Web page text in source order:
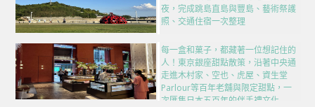
夜，完成跳島直島與豐島、藝術祭護
照、交通住宿一次整理
每一盒和菓子，都藏著一位想記住的
人！東京銀座甜點散策，沿著中央通
走進木村家、空也、虎屋、資生堂
Parlour等百年老舖與限定甜點，一
次匯集日本五百年的伴手禮文化